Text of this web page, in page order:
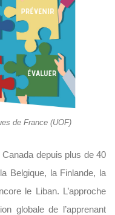
de France (UOF)
Canada depuis plus de 40
Belgique, la Finlande, la
le Liban. L’approche
globale de l’apprenant